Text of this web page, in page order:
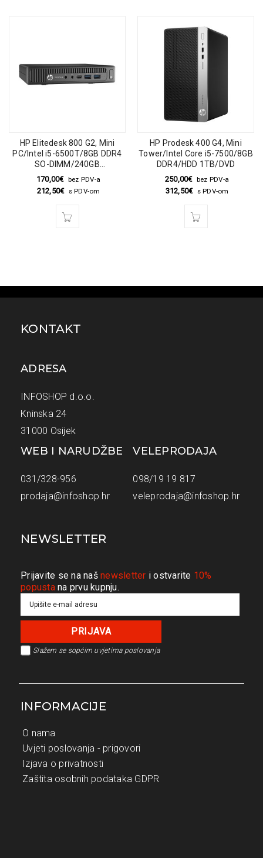
HP Elitedesk 800 G2, Mini
PC/Intel i5-6500T/8GB DDR4
SO-DIMM/240GB
SSD/DVD/Windows 10 Pro
170,00€ bez PDV-a
212,50€ s PDV-om
HP Prodesk 400 G4, Mini
Tower/Intel Core i5-7500/8GB
DDR4/HDD 1TB/DVD
250,00€ bez PDV-a
312,50€ s PDV-om
KONTAKT
ADRESA
INFOSHOP d.o.o.
Kninska 24
31000 Osijek
WEB I NARUDŽBE
031/328-956
prodaja@infoshop.hr
VELEPRODAJA
098/19 19 817
veleprodaja@infoshop.hr
NEWSLETTER
Prijavite se na naš newsletter i ostvarite 10%
popustana prvu kupnju.
Slažem se sopćim uvjetima poslovanja
INFORMACIJE
O nama
Uvjeti poslovanja - prigovori
Izjava o privatnosti
Zaštita osobnih podataka GDPR